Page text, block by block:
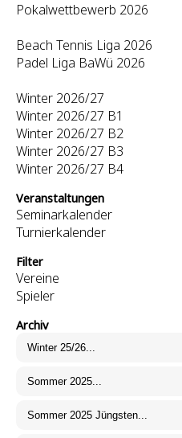
Pokalwettbewerb 2026
Beach Tennis Liga 2026
Padel Liga BaWü 2026
Winter 2026/27
Winter 2026/27 B1
Winter 2026/27 B2
Winter 2026/27 B3
Winter 2026/27 B4
Veranstaltungen
Seminarkalender
Turnierkalender
Filter
Vereine
Spieler
Archiv